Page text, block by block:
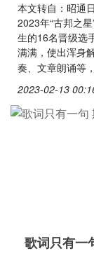
本文转自：昭通
2023年“古邦之
生的16名晋级选
满满，使出浑身
奏、文章朗诵等
2023-02-13
歌词只有一